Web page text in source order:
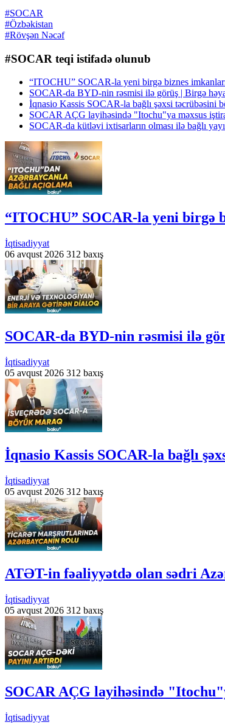
#SOCAR
#Özbəkistan
#Rövşən Nəcəf
#SOCAR teqi istifadə olunub
“ITOCHU” SOCAR-la yeni birgə biznes
SOCAR-da BYD-nin rəsmisi ilə görüş | Birgə
İqnasio Kassis SOCAR-la bağlı şəxsi təcrübəsini
SOCAR AÇG layihəsində "Itochu"ya məxsus
SOCAR-da kütləvi ixtisarların olması ilə bağlı
“ITOCHU” SOCAR-la yeni birgə
İqtisadiyyat
06 avqust 2026 312 baxış
SOCAR-da BYD-nin rəsmisi ilə
İqtisadiyyat
05 avqust 2026 312 baxış
İqnasio Kassis SOCAR-la bağlı
İqtisadiyyat
05 avqust 2026 312 baxış
ATƏT-in fəaliyyətdə olan sədri
İqtisadiyyat
05 avqust 2026 312 baxış
SOCAR AÇG layihəsində
İqtisadiyyat